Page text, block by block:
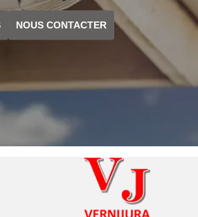
NOUS CONTACTER